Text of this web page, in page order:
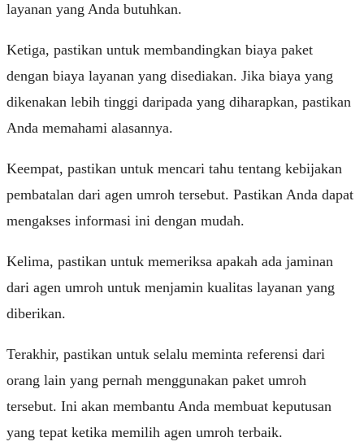
layanan yang Anda butuhkan.
Ketiga, pastikan untuk membandingkan biaya paket
dengan biaya layanan yang disediakan. Jika biaya yang
dikenakan lebih tinggi daripada yang diharapkan, pastikan
Anda memahami alasannya.
Keempat, pastikan untuk mencari tahu tentang kebijakan
pembatalan dari agen umroh tersebut. Pastikan Anda dapat
mengakses informasi ini dengan mudah.
Kelima, pastikan untuk memeriksa apakah ada jaminan
dari agen umroh untuk menjamin kualitas layanan yang
diberikan.
Terakhir, pastikan untuk selalu meminta referensi dari
orang lain yang pernah menggunakan paket umroh
tersebut. Ini akan membantu Anda membuat keputusan
yang tepat ketika memilih agen umroh terbaik.